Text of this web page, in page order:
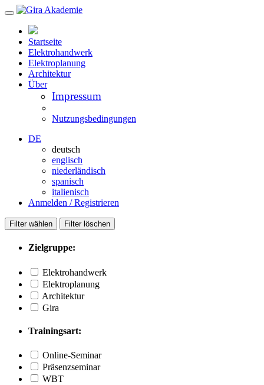
Startseite
Elektrohandwerk
Elektroplanung
Architektur
Über
Impressum
Nutzungsbedingungen
DE
deutsch
englisch
niederländisch
spanisch
italienisch
Anmelden / Registrieren
Filter wählen Filter löschen
Zielgruppe:
Elektrohandwerk
Elektroplanung
Architektur
Gira
Trainingsart:
Online-Seminar
Präsenzseminar
WBT